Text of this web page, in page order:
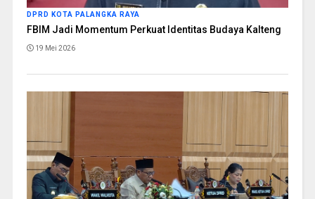
DPRD KOTA PALANGKA RAYA
FBIM Jadi Momentum Perkuat Identitas Budaya Kalteng
19 Mei 2026